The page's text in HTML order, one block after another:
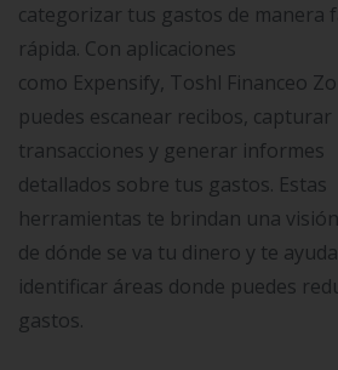
categorizar tus gastos de manera
rápida. Con aplicaciones
como Expensify, Toshl Financeo
puedes escanear recibos, capturar
transacciones y generar informes
detallados sobre tus gastos. Estas
herramientas te brindan una
de dónde se va tu dinero y te
identificar áreas donde puedes
gastos.